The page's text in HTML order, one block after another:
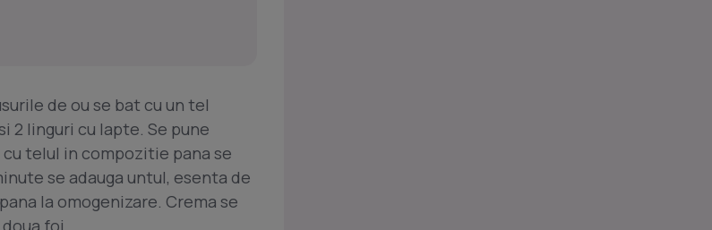
de ou se bat cu un tel
2 linguri cu lapte. Se pune
telul in compozitie pana se
se adauga untul, esenta de
la omogenizare. Crema se